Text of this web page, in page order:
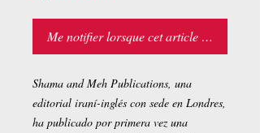
Me notifier lorsque cet article est
Shama and Meh Publications, una
editorial iraní-inglés con sede en Londres,
ha publicado por primera vez una